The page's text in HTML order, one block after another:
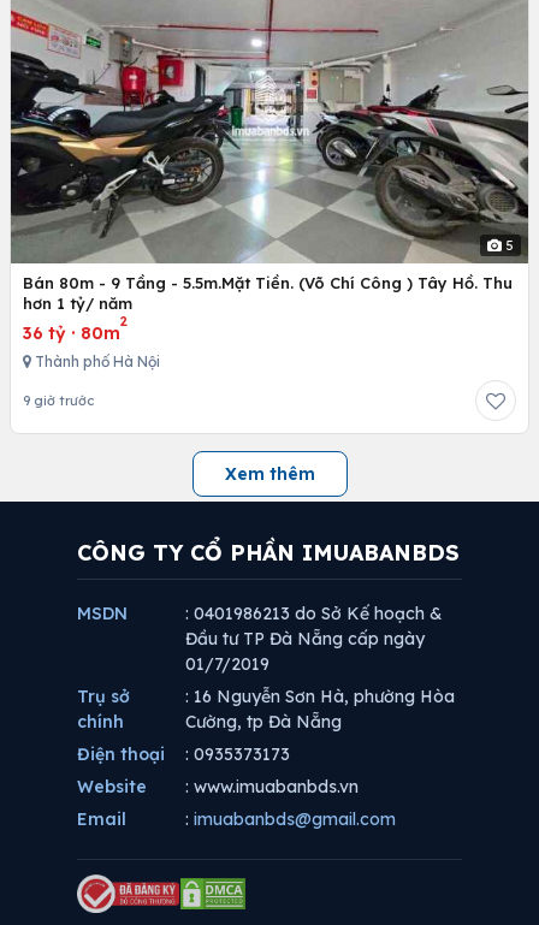
5
Bán 80m - 9 Tầng - 5.5m.Mặt Tiền. (Võ Chí Công ) Tây Hồ. Thu
hơn 1 tỷ/ năm
36 tỷ · 80m
2
Thành phố Hà Nội
9 giờ trước
Xem thêm
CÔNG TY CỔ PHẦN IMUABANBDS
MSDN
: 0401986213 do Sở Kế hoạch &
Đầu tư TP Đà Nẵng cấp ngày
01/7/2019
Trụ sở
chính
: 16 Nguyễn Sơn Hà, phường Hòa
Cường, tp Đà Nẵng
Điện thoại
: 0935373173
Website
: www.imuabanbds.vn
Email
: imuabanbds@gmail.com